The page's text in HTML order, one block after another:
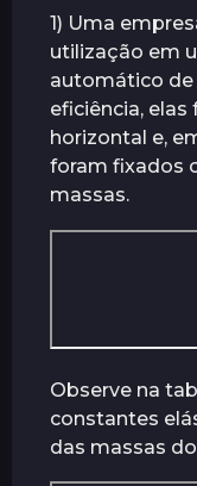
s
4
a
n
o
s
a
t
m
a
r
ã
e
s
t
r
á
1) Uma
utilização em
automático de
eficiência,
horizontal e,
foram fixados
massas.
Observe na
constantes
das massas